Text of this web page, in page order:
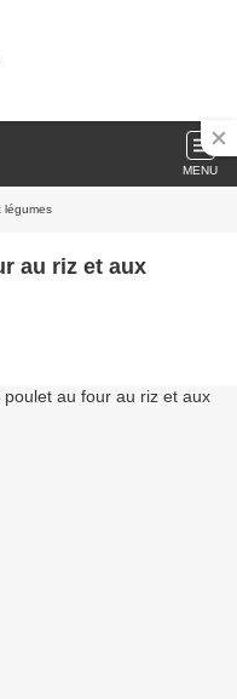
MENU
légumes
au riz et aux